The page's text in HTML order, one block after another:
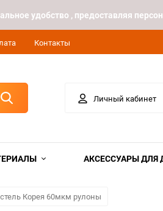
удобство , предоставляя
Контакты
Личный кабинет
АКСЕССУАРЫ ДЛЯ
Корея 60мкм рулоны